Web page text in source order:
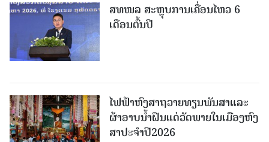
ສທໜລ ສະຫຼຸບການເຄື່ອນໄຫວ 6
ເດືອນຕົ້ນປີ
ໄຟຟ້າຫົງສາຖວາຍທຽນພັນສາແລະ
ຜ້າອາບນໍ້າຝົນແດ່ວັດພາຍໃນເມືອງຫົງ
ສາປະຈໍາປີ2026